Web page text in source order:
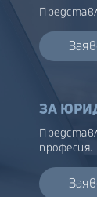
ЗА
професия.